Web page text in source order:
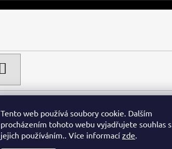
Tento web používá soubory cookie. Dalším
procházením tohoto webu vyjadřujete souhlas s
jejich používáním.. Více informací zde.